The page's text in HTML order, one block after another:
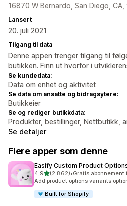
16870 W Bernardo, San Diego, CA,
Lansert
20. juli 2021
Tilgang til data
Denne appen trenger tilgang til
butikken. Finn ut hvorfor i
Se kundedata:
Data om enhet og aktivitet
Se data om ansatte og bidragsytere:
Butikkeier
Se og rediger butikkdata:
Produkter, bestillinger, Nettbutikk,
Se detaljer
Flere apper som denne
Easify Custom Product
4,9av 5 stjerner
(2 862)
Totalt 2862 omtaler
•Gratis
Add product options variants
Built for Shopify